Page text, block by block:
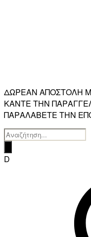
ΔΩΡΕΑΝ ΑΠΟΣΤΟΛΗ
ΚΑΝΤΕ ΤΗΝ
ΠΑΡΑΛΑΒΕΤΕ ΤΗΝ
Products
search
D